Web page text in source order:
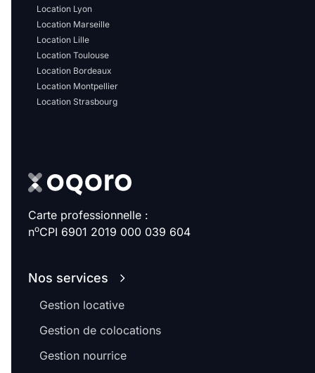
Location Lyon
Location Marseille
Location Lille
Location Toulouse
Location Bordeaux
Location Montpellier
Location Strasbourg
Carte professionnelle :
noCPI 6901 2019 000 039 604
Nos services
Gestion locative
Gestion de colocations
Gestion nourrice